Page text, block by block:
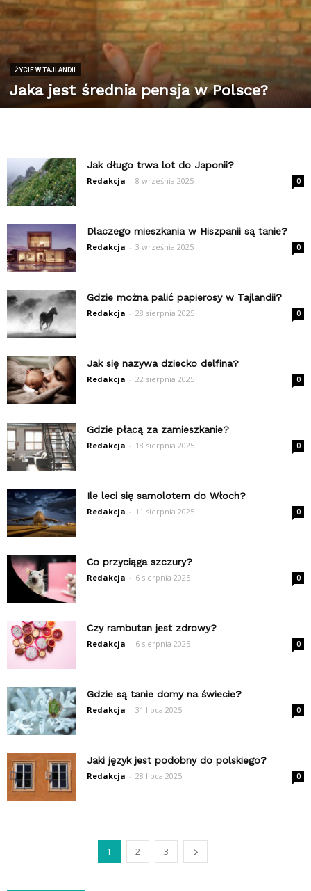
ŻYCIE W TAJLANDII
Jaka jest średnia pensja w Polsce?
Jak długo trwa lot do Japonii?
Redakcja - 8 września 2025 0
Dlaczego mieszkania w Hiszpanii są tanie?
Redakcja - 3 września 2025 0
Gdzie można palić papierosy w Tajlandii?
Redakcja - 28 sierpnia 2025 0
Jak się nazywa dziecko delfina?
Redakcja - 22 sierpnia 2025 0
Gdzie płacą za zamieszkanie?
Redakcja - 18 sierpnia 2025 0
Ile leci się samolotem do Włoch?
Redakcja - 11 sierpnia 2025 0
Co przyciąga szczury?
Redakcja - 6 sierpnia 2025 0
Czy rambutan jest zdrowy?
Redakcja - 6 sierpnia 2025 0
Gdzie są tanie domy na świecie?
Redakcja - 31 lipca 2025 0
Jaki język jest podobny do polskiego?
Redakcja - 28 lipca 2025 0
1 2 3